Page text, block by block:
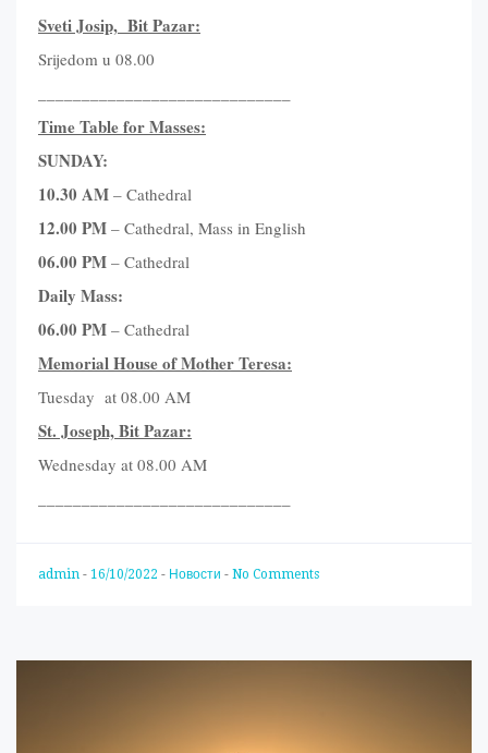
Sveti Josip, BitPazar:
Srijedom u 08.00
Time Table for Masses:
SUNDAY:
10.30 AM – Cathedral
12.00 PM – Cathedral, Mass in English
06.00 PM – Cathedral
Daily Mass:
06.00 PM – Cathedral
Memorial House of Mother Teresa:
Tuesday at 08.00 AM
St. Joseph, Bit Pazar:
Wednesday at 08.00 AM
admin - 16/10/2022 - Новости - No Comments